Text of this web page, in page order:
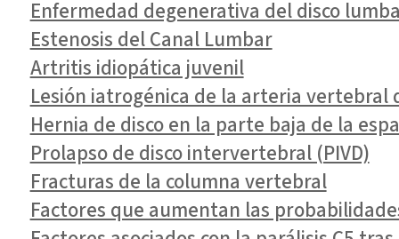
Enfermedad degenerativa del disco
Estenosis del Canal Lumbar
Artritis idiopática juvenil
Lesión iatrogénica de la arteria
Hernia de disco en la parte baja de la
Prolapso de disco intervertebral (PIVD)
Fracturas de la columna vertebral
Factores que aumentan las